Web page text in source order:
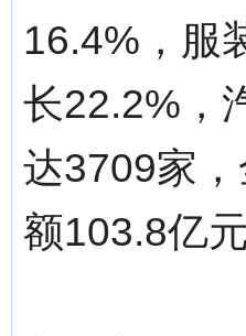
16.4%，服
长22.2%，
达3709家
额103.8亿元